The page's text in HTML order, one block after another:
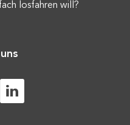
losfahren will?